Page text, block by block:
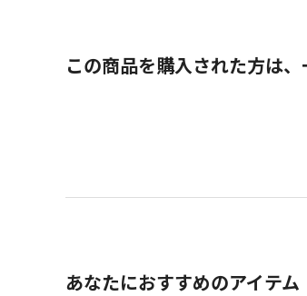
この商品を購入された方は、
あなたにおすすめのアイテム